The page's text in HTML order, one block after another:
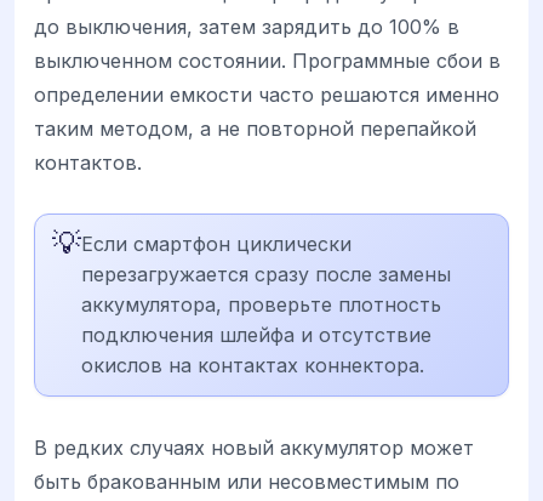
до выключения, затем зарядить до 100% в
выключенном состоянии. Программные сбои в
определении емкости часто решаются именно
таким методом, а не повторной перепайкой
контактов.
💡Если смартфон циклически
перезагружается сразу после замены
аккумулятора, проверьте плотность
подключения шлейфа и отсутствие
окислов на контактах коннектора.
В редких случаях новый аккумулятор может
быть бракованным или несовместимым по